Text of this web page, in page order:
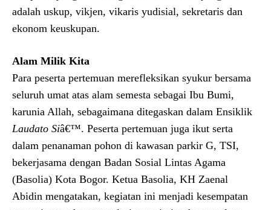
adalah uskup, vikjen, vikaris yudisial, sekretaris dan
ekonom keuskupan.
Alam Milik Kita
Para peserta pertemuan merefleksikan syukur bersama
seluruh umat atas alam semesta sebagai Ibu Bumi,
karunia Allah, sebagaimana ditegaskan dalam Ensiklik
Laudato Siâ€™. Peserta pertemuan juga ikut serta
dalam penanaman pohon di kawasan parkir G, TSI,
bekerjasama dengan Badan Sosial Lintas Agama
(Basolia) Kota Bogor. Ketua Basolia, KH Zaenal
Abidin mengatakan, kegiatan ini menjadi kesempatan